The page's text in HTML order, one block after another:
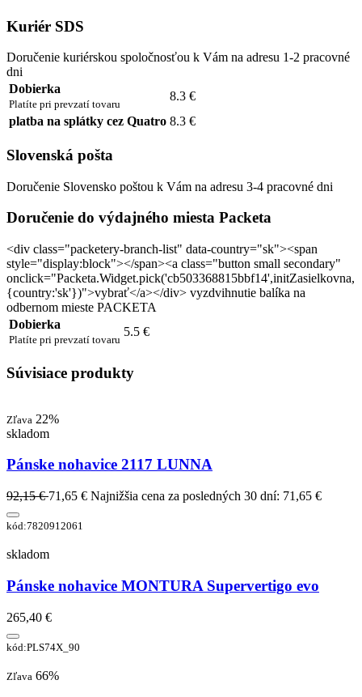
Kuriér SDS
Doručenie kuriérskou spoločnosťou k Vám na adresu 1-2 pracovné
dni
Dobierka
Platíte pri prevzatí tovaru
8.3 €
platba na splátky cez Quatro 8.3 €
Slovenská pošta
Doručenie Slovensko poštou k Vám na adresu 3-4 pracovné dni
Doručenie do výdajného miesta Packeta
<div class="packetery-branch-list" data-country="sk"><span
style="display:block"></span><a class="button small secondary"
onclick="Packeta.Widget.pick('cb503368815bbf14',initZasielkovna,
{country:'sk'})">vybrať</a></div> vyzdvihnutie balíka na
odbernom mieste PACKETA
Dobierka
Platíte pri prevzatí tovaru
5.5 €
Súvisiace produkty
Zľava 22%
skladom
Pánske nohavice 2117 LUNNA
92,15 €71,65 € Najnižšia cena za posledných 30 dní: 71,65 €
kód:7820912061
skladom
Pánske nohavice MONTURA Supervertigo evo
265,40 €
kód:PLS74X_90
Zľava 66%